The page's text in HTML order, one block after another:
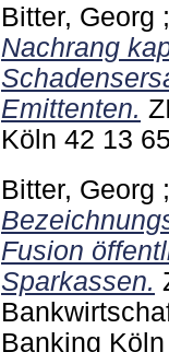
Bitter, Georg ;
Nachrang
Emittenten.
Köln 42 13
Bitter, Georg ;
Fusion
Sparkassen.
Banking Köln